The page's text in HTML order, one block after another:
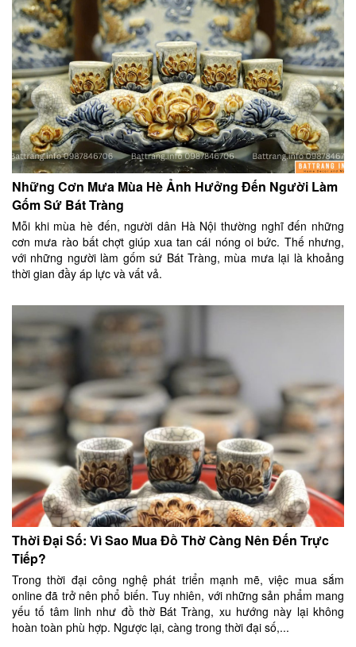
Những Cơn Mưa Mùa Hè Ảnh Hưởng Đến Người Làm
Gốm Sứ Bát Tràng
Mỗi khi mùa hè đến, người dân Hà Nội thường nghĩ đến những
cơn mưa rào bất chợt giúp xua tan cái nóng oi bức. Thế nhưng,
với những người làm gốm sứ Bát Tràng, mùa mưa lại là khoảng
thời gian đầy áp lực và vất vả.
Thời Đại Số: Vì Sao Mua Đồ Thờ Càng Nên Đến Trực
Tiếp?
Trong thời đại công nghệ phát triển mạnh mẽ, việc mua sắm
online đã trở nên phổ biến. Tuy nhiên, với những sản phẩm mang
yếu tố tâm linh như đồ thờ Bát Tràng, xu hướng này lại không
hoàn toàn phù hợp. Ngược lại, càng trong thời đại số,...